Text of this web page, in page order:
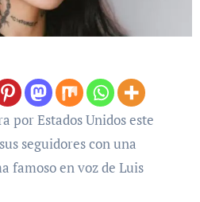
seguidores con una
famoso en voz de Luis